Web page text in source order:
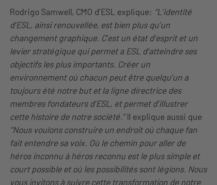
Rodrigo Samwell, CMO d’ESL explique: “L’identité
d’ESL, ainsi renouvellée, est bien plus qu’un
changement graphique. C’est un état d’esprit et un
levier stratégique qui permet a ESL d’atteindre ses
objectifs les plus importants. Créer un
environnement où chacun peut être quelqu’un a
toujours été notre but et la ligne directrice des
membres fondateurs d’ESL, et permet d’illustrer
cette histoire de notre société.”Il explique aussi que
“Nous voulons construire un endroit où chaque fan
fait entendre sa voix. Où le chemin pour aller de
héros inconnu à héros reconnu est le plus simple et
court possible et où les possibilités sont légions. Nous
vous invitons à suivre cette transformation de notre